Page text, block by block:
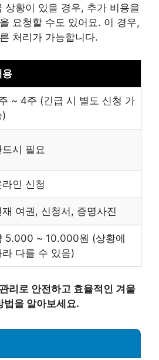
상황이 있을 경우, 추가 비용을
요청할 수도 있어요. 이 경우,
처리가 가능합니다.
용
~ 4주 (긴급 시 별도 신청 가
)
드시 필요
라인 신청
재 여권, 신청서, 증명사진
5.000 ~ 10.000원 (상황에
라 다를 수 있음)
리로 안전하고 효율적인 겨울
법을 알아보세요.